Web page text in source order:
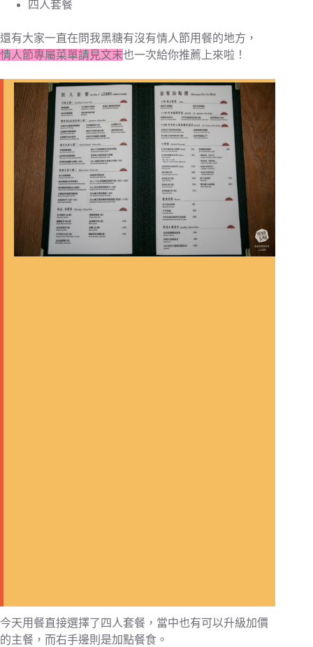
四人套餐
還有大家一直在問我黑糖有沒有情人節用餐的地方，
情人節專屬菜單請見文末也一次給你推薦上來啦！
今天用餐直接選擇了四人套餐，當中也有可以升級加價
的主餐，而右手邊則是加點餐食。